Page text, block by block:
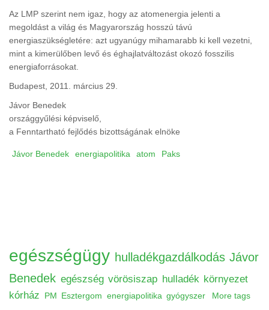
Az LMP szerint nem igaz, hogy az atomenergia jelenti a
megoldást a világ és Magyarország hosszú távú
energiaszükségletére: azt ugyanúgy mihamarabb ki kell vezetni,
mint a kimerülőben levő és éghajlatváltozást okozó fosszilis
energiaforrásokat.
Budapest, 2011. március 29.
Jávor Benedek
országgyűlési képviselő,
a Fenntartható fejlődés bizottságának elnöke
Jávor Benedek energiapolitika atom Paks
egészségügy hulladékgazdálkodás Jávor
Benedek egészség vörösiszap hulladék környezet
kórház
PM Esztergom energiapolitika gyógyszer More tags